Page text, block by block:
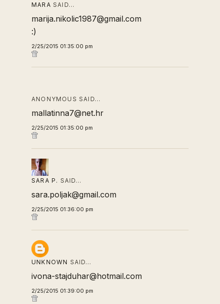
MARA SAID…
marija.nikolic1987@gmail.com
:)
2/25/2015 01:35:00 pm
ANONYMOUS SAID…
mallatinna7@net.hr
2/25/2015 01:35:00 pm
SARA P. SAID…
sara.poljak@gmail.com
2/25/2015 01:36:00 pm
UNKNOWN SAID…
ivona-stajduhar@hotmail.com
2/25/2015 01:39:00 pm